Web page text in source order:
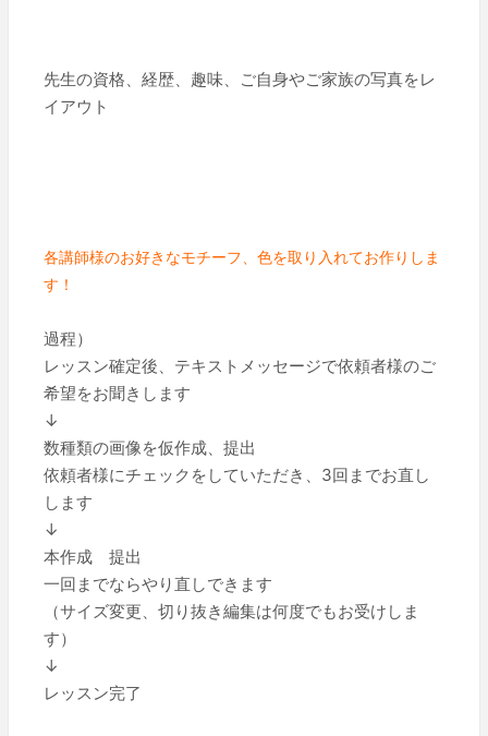
先生の資格、経歴、趣味、ご自身やご家族の写真をレ
イアウト
各講師様のお好きなモチーフ、色を取り入れてお作りしま
す！
過程）
レッスン確定後、テキストメッセージで依頼者様のご
希望をお聞きします
↓
数種類の画像を仮作成、提出
依頼者様にチェックをしていただき、3回までお直し
します
↓
本作成 提出
一回までならやり直しできます
（サイズ変更、切り抜き編集は何度でもお受けしま
す）
↓
レッスン完了